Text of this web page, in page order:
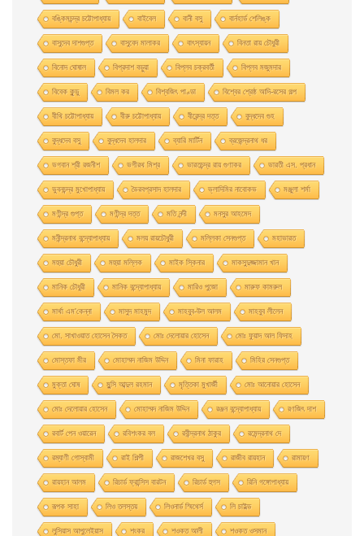
বঙ্কিমচন্দ্র চট্টোপাধ্যায় বাইবেল বানী বসু বার্নহার্ড শেলিঙ্ক
বাসুদেব দাশগুপ্ত বাসুবেদ মালাকর বাৎস্যায়ন বিনতা রায় চৌধুরী
বিনোদ ঘোষাল বিপ্রদাশ বড়ুয়া বিপ্লব চক্রবর্তী বিপ্লব মজুমদার
বিবেক কুন্ডু বিমল কর বিশ্বজিৎ পাণ্ডা বিশ্বের শ্রেষ্ঠ আদি-রসের গল্প
বীথি চট্টোপাধ্যায় বীরু চট্টোপাধ্যায় বীরেন্দ্র দত্ত বুদ্ধদেব গুহ
বুদ্ধদেব বসু বুদ্ধদেব হালদার ব্যারি মার্টিন ব্রজেন্দ্রনাথ ধর
ভগবান শ্রী রজনীশ ভগীরথ মিশ্র ভারতচন্দ্র রায় গুণাকর ভারতী এস. প্রধান
ভুবনচন্দ্র মুখোপাধ্যায় ভৈরবপ্রসাদ হালদার ভ্লাদিমির নাবোকভ মঞ্জুলা শর্মা
মণীন্দ্র গুপ্ত মণীন্দ্র দত্ত মতি নন্দী মনসুর আহমেদ
মনীন্দ্রনাথ বন্দ্যোপাধ্যায় মলয় রায়চৌধুরী মল্লিকা সেনগুপ্ত মহাভারত
মহুয়া চৌধুরী মহুয়া মল্লিক মাইক স্কিনার মাকসুদুজ্জামান খান
মানিক চৌধুরী মানিক বন্দ্যোপাধ্যায় মারিও পুজো মারুফ কামরুল
মার্থা এম'কেন্না মাসুদ মাহমুদ মাহবুব-উল আলম মাহবুব লীলেন
মাে. সাখাওয়াত হােসেন সৈকত মােঃ দেলােয়ার হােসেন মােঃ ফুয়াদ আল ফিদাহ
মােস্তফা মীর মােহাম্মদ নাজিম উদ্দিন মিনা ফারাহ মিহির সেনগুপ্ত
মুক্তা ঘোষ মুন্সি আব্দুল রহমান মৃত্তিকা মুখার্জী মোঃ আনোয়ার হোসেন
মোঃ দেলোয়ার হােসেন মোহাম্মদ নাজিম উদ্দিন রঞ্জন বন্দ্যোপাধ্যায় রণজিৎ দাশ
রবার্ট পেন ওয়ারেন রবিশংকর বল রবীন্দ্রনাথ ঠাকুর রমেন্দ্রনাথ দে
রম্যাণী গোস্বামী রাই শিল্পী রাজশেখর বসু রাজীব রায়হান রামায়ণ
রায়হান আলম রিচার্ড ফ্রান্সিস বারটন রিচার্ড হুগস রিনি গঙ্গোপাধ্যায়
রূপক সাহা লিও তলস্তয় লিওনার্ড স্মিথের্স লি চাইল্ড
লুসিয়াস আপুলেইয়াস শংকর শওকত আলী শওকত ওসমান